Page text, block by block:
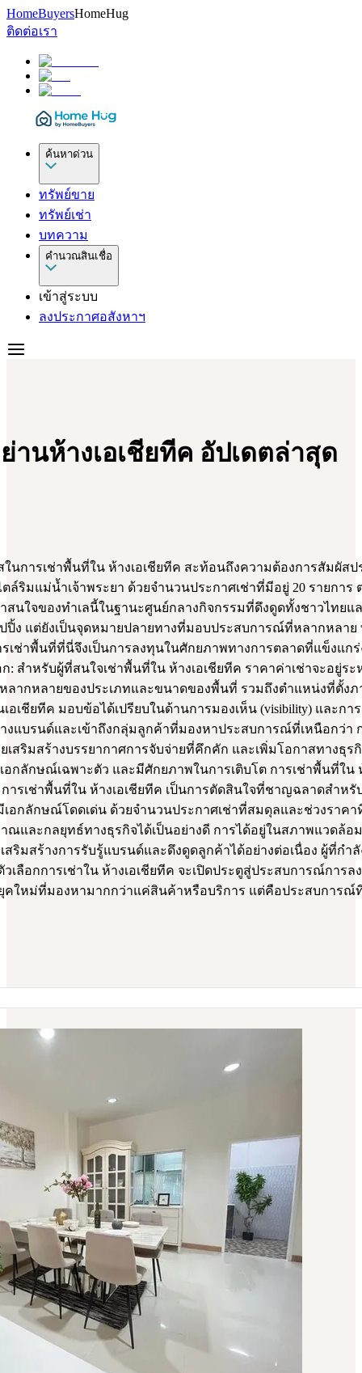
HomeBuyersHomeHug
ติดต่อเรา
ค้นหาด่วน
ทรัพย์ขาย
ทรัพย์เช่า
บทความ
คำนวณสินเชื่อ
เข้าสู่ระบบ
ลงประกาศอสังหาฯ
านห้างเอเชียทีค อัปเดตล่าสุด
นการเช่าพื้นที่ใน ห้างเอเชียทีค สะท้อนถึงความต้องการสัมผัส
ริมแม่น้ำเจ้าพระยา ด้วยจำนวนประกาศเช่าที่มีอยู่ 20 รายการ
นใจของทำเลนี้ในฐานะศูนย์กลางกิจกรรมที่ดึงดูดทั้งชาวไทยแล
ปิ้ง แต่ยังเป็นจุดหมายปลายทางที่มอบประสบการณ์ที่หลากหลา
เช่าพื้นที่ที่นี่จึงเป็นการลงทุนในศักยภาพทางการตลาดที่แข็งแก
สำหรับผู้ที่สนใจเช่าพื้นที่ใน ห้างเอเชียทีค ราคาค่าเช่าจะอยู่ระห
ลากหลายของประเภทและขนาดของพื้นที่ รวมถึงตำแหน่งที่ตั้ง
อเชียทีค มอบข้อได้เปรียบในด้านการมองเห็น (visibility) และกา
งแบรนด์และเข้าถึงกลุ่มลูกค้าที่มองหาประสบการณ์ที่เหนือกว่า
เสริมสร้างบรรยากาศการจับจ่ายที่คึกคัก และเพิ่มโอกาสทางธุ
กลักษณ์เฉพาะตัว และมีศักยภาพในการเติบโต การเช่าพื้นที่ใน
ารเช่าพื้นที่ใน ห้างเอเชียทีค เป็นการตัดสินใจที่ชาญฉลาดสำห
อกลักษณ์โดดเด่น ด้วยจำนวนประกาศเช่าที่สมดุลและช่วงราคา
และกลยุทธ์ทางธุรกิจได้เป็นอย่างดี การได้อยู่ในสภาพแวดล้อ
สริมสร้างการรับรู้แบรนด์และดึงดูดลูกค้าได้อย่างต่อเนื่อง ผู้ที่กำ
เลือกการเช่าใน ห้างเอเชียทีค จะเปิดประตูสู่ประสบการณ์การ
คใหม่ที่มองหามากกว่าแค่สินค้าหรือบริการ แต่คือประสบการณ์